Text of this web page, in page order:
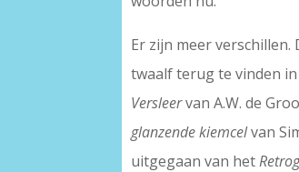
Er zijn meer
twaalf terug te vinden
Versleervan A.W. de
glanzende kiemcelvan
uitgegaan van het